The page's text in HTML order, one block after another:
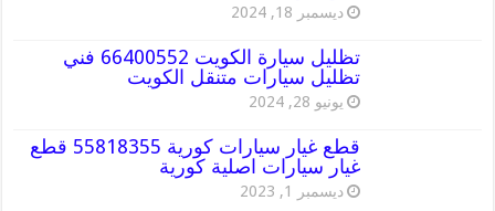
ديسمبر 18, 2024
تظليل سيارة الكويت 66400552 فني
تظليل سيارات متنقل الكويت
يونيو 28, 2024
قطع غيار سيارات كورية 55818355 قطع
غيار سيارات اصلية كورية
ديسمبر 1, 2023